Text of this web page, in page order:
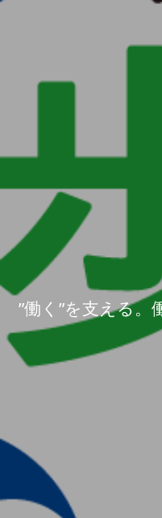
”働く”を支える。
”働く”を支える。
”働く”を支える。
”働く”を支える。
”働く”を支える。